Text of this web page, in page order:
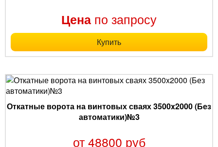
Цена по запросу
Купить
Откатные ворота на винтовых сваях 3500x2000 (Без
автоматики)№3
от 48800 руб